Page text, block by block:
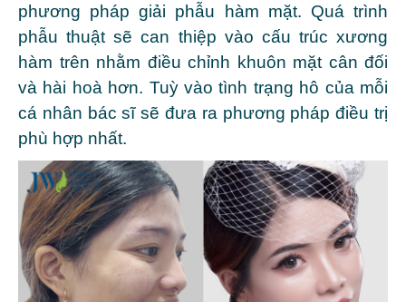
phương pháp giải phẫu hàm mặt. Quá trình
phẫu thuật sẽ can thiệp vào cấu trúc xương
hàm trên nhằm điều chỉnh khuôn mặt cân đối
và hài hoà hơn. Tuỳ vào tình trạng hô của mỗi
cá nhân bác sĩ sẽ đưa ra phương pháp điều trị
phù hợp nhất.